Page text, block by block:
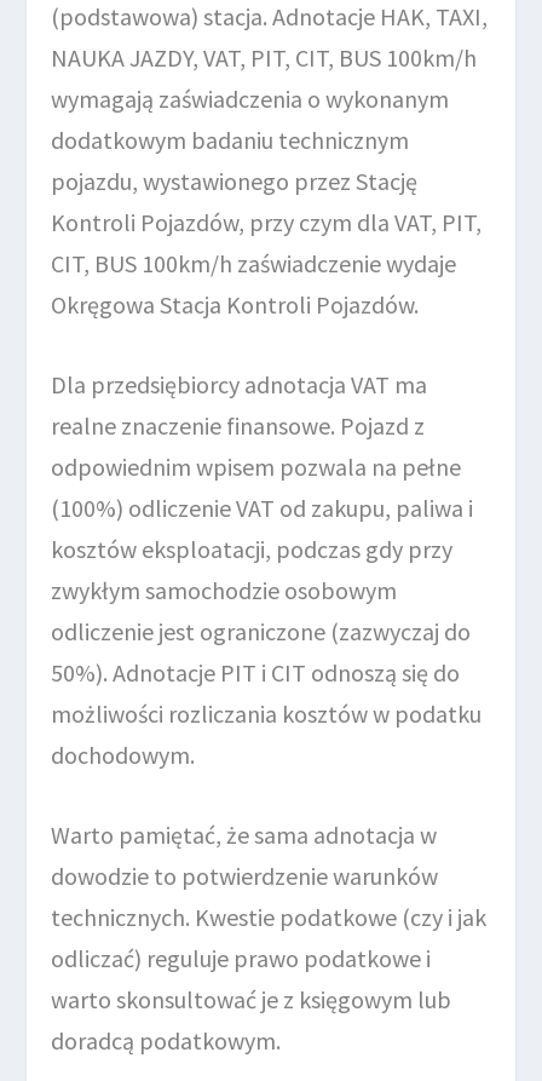
(podstawowa) stacja. Adnotacje HAK, TAXI,
NAUKA JAZDY, VAT, PIT, CIT, BUS 100km/h
wymagają zaświadczenia o wykonanym
dodatkowym badaniu technicznym
pojazdu, wystawionego przez Stację
Kontroli Pojazdów, przy czym dla VAT, PIT,
CIT, BUS 100km/h zaświadczenie wydaje
Okręgowa Stacja Kontroli Pojazdów.
Dla przedsiębiorcy adnotacja VAT ma
realne znaczenie finansowe. Pojazd z
odpowiednim wpisem pozwala na pełne
(100%) odliczenie VAT od zakupu, paliwa i
kosztów eksploatacji, podczas gdy przy
zwykłym samochodzie osobowym
odliczenie jest ograniczone (zazwyczaj do
50%). Adnotacje PIT i CIT odnoszą się do
możliwości rozliczania kosztów w podatku
dochodowym.
Warto pamiętać, że sama adnotacja w
dowodzie to potwierdzenie warunków
technicznych. Kwestie podatkowe (czy i jak
odliczać) reguluje prawo podatkowe i
warto skonsultować je z księgowym lub
doradcą podatkowym.